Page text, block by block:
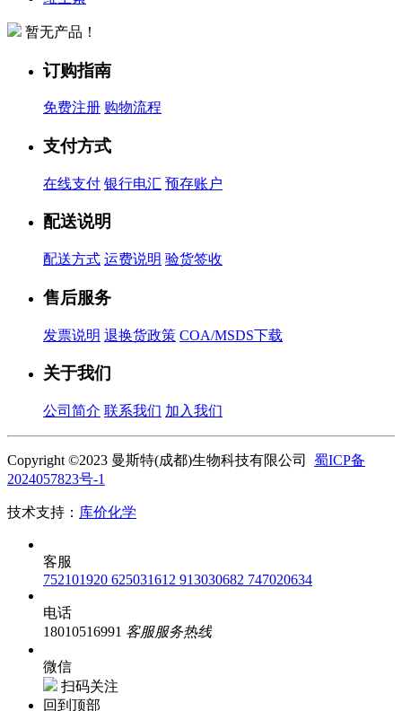
暂无产品！
订购指南
免费注册 购物流程
支付方式
在线支付 银行电汇 预存账户
配送说明
配送方式 运费说明 验货签收
售后服务
发票说明 退换货政策 COA/MSDS下载
关于我们
公司简介 联系我们 加入我们
Copyright ©2023 曼斯特(成都)生物科技有限公司 蜀ICP备
2024057823号-1
技术支持： 库价化学
客服
752101920 625031612 913030682 747020634
电话
18010516991 客服服务热线
微信
扫码关注
回到顶部